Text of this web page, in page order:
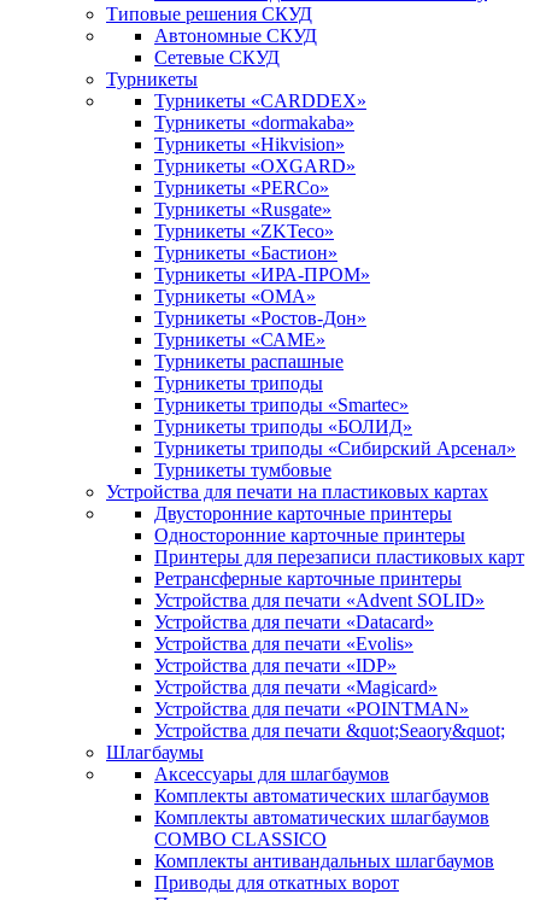
Типовые решения СКУД
Автономные СКУД
Сетевые СКУД
Турникеты
Турникеты «CARDDEX»
Турникеты «dormakaba»
Турникеты «Hikvision»
Турникеты «OXGARD»
Турникеты «PERCo»
Турникеты «Rusgate»
Турникеты «ZKTeco»
Турникеты «Бастион»
Турникеты «ИРА-ПРОМ»
Турникеты «ОМА»
Турникеты «Ростов-Дон»
Турникеты «САМЕ»
Турникеты распашные
Турникеты триподы
Турникеты триподы «Smartec»
Турникеты триподы «БОЛИД»
Турникеты триподы «Сибирский Арсенал»
Турникеты тумбовые
Устройства для печати на пластиковых картах
Двусторонние карточные принтеры
Односторонние карточные принтеры
Принтеры для перезаписи пластиковых карт
Ретрансферные карточные принтеры
Устройства для печати «Advent SOLID»
Устройства для печати «Datacard»
Устройства для печати «Evolis»
Устройства для печати «IDP»
Устройства для печати «Magicard»
Устройства для печати «POINTMAN»
Устройства для печати &quot;Seaory&quot;
Шлагбаумы
Аксессуары для шлагбаумов
Комплекты автоматических шлагбаумов
Комплекты автоматических шлагбаумов
COMBO CLASSICO
Комплекты антивандальных шлагбаумов
Приводы для откатных ворот